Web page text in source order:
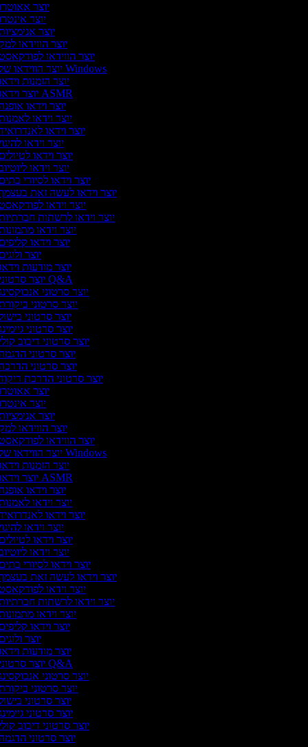
יוצר
יוצר
יוצר
יוצר הווידאו
יוצר הווידאו
יוצר הווידאו של Windows
יוצר הזמנות
יוצר וידאו ASMR
יוצר וידאו
יוצר וידאו
יוצר וידאו
יוצר וידאו
יוצר וידאו
יוצר וידאו
יוצר וידאו לסיורי
יוצר וידאו לעשה זאת
יוצר וידאו
יוצר וידאו לרשתות
יוצר וידאו
יוצר וידאו
יוצר
יוצר מודעות
יוצר סרטוני Q&A
יוצר סרטוני
יוצר סרטוני
יוצר סרטוני
יוצר סרטוני
יוצר סרטוני דיבוב
יוצר סרטוני
יוצר סרטוני
יוצר סרטוני הדרכת
יוצר
יוצר
יוצר
יוצר הווידאו
יוצר הווידאו
יוצר הווידאו של Windows
יוצר הזמנות
יוצר וידאו ASMR
יוצר וידאו
יוצר וידאו
יוצר וידאו
יוצר וידאו
יוצר וידאו
יוצר וידאו
יוצר וידאו לסיורי
יוצר וידאו לעשה זאת
יוצר וידאו
יוצר וידאו לרשתות
יוצר וידאו
יוצר וידאו
יוצר
יוצר מודעות
יוצר סרטוני Q&A
יוצר סרטוני
יוצר סרטוני
יוצר סרטוני
יוצר סרטוני
יוצר סרטוני דיבוב
יוצר סרטוני